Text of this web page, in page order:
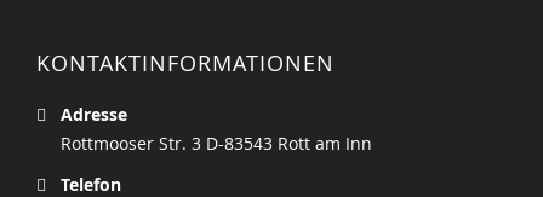
KONTAKTINFORMATIONEN
Adresse
Rottmooser Str. 3 D-83543 Rott am Inn
Telefon